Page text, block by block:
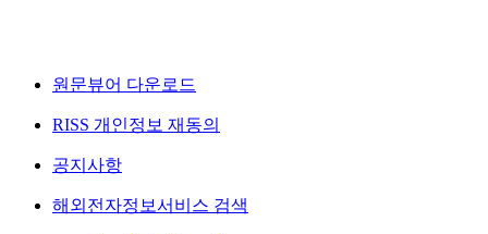
원문뷰어 다운로드
RISS 개인정보 재동의
공지사항
해외전자정보서비스 검색